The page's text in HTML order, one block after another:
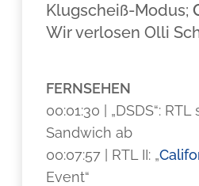
Klugscheiß-Modus;
Wir verlosen Olli
FERNSEHEN
00:01:30 | „DSDS“:
Sandwich ab
00:07:57 | RTL II: „
Event“